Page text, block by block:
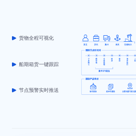
货物全程可视化
船期箱货一键跟踪
节点预警实时推送